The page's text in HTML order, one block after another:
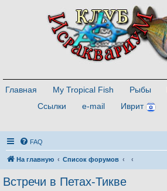
Главная My Tropical Fish Рыбы
Ссылки
e-mail Иврит
FAQ
На главную Список форумов
Встречи в Петах-Тикве